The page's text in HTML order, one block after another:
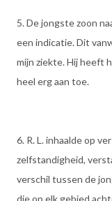
5. De jongste zoon
een indicatie. Dit
mijn ziekte. Hij heeft
heel erg aan toe.
6. R. L. inhaalde op
zelfstandigheid,
verschil tussen de
die op elk gebied